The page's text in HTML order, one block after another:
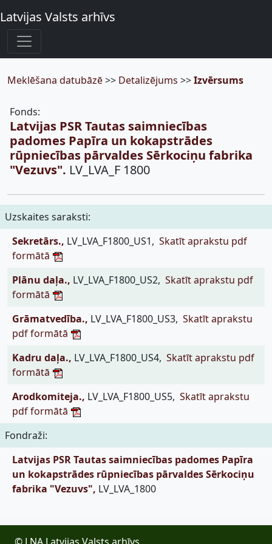
Latvijas Valsts arhīvs
Meklēšana datubāzē>> Detalizējums >>Izvērsums
Fonds:
Latvijas PSR Tautas saimniecības
padomes Papīra un kokapstrādes
rūpniecības pārvaldes Sērkociņu fabrika
"Vezuvs". LV_LVA_F 1800
Uzskaites saraksti:
Sekretārs., LV_LVA_F1800_US1, Skatīt aprakstu pdf
formātā
Plānu daļa., LV_LVA_F1800_US2, Skatīt aprakstu pdf
formātā
Grāmatvedība., LV_LVA_F1800_US3, Skatīt aprakstu
pdf formātā
Kadru daļa., LV_LVA_F1800_US4, Skatīt aprakstu pdf
formātā
Arodkomiteja., LV_LVA_F1800_US5, Skatīt aprakstu
pdf formātā
Fondraži:
Latvijas PSR Tautas saimniecības padomes Papīra
un kokapstrādes rūpniecības pārvaldes Sērkociņu
fabrika "Vezuvs", LV_LVA_1800